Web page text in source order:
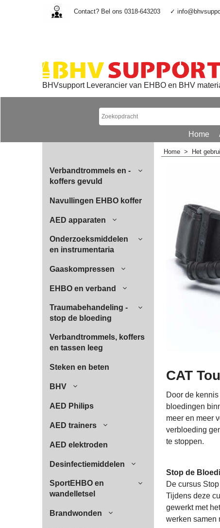
Contact? Bel ons 0318-643203 ✓
BHVsupport Leverancier van EHBO en BHV
Home
Verbandtrommels en -
koffers gevuld
Navullingen EHBO koffer
AED apparaten
Onderzoeksmiddelen
en instrumentaria
Gaaskompressen
EHBO en verband
Traumabehandeling -
stop de bloeding
Verbandtrommels, koffers
en tassen leeg
Steken en beten
BHV
AED Philips
AED trainers
AED elektroden
Desinfectiemiddelen
SportEHBO en
wandelletsel
Brandwonden
Home > Het
CAT
Door de
bloedingen
meer en meer
verbloeding
te stoppen.
Stop de
De cursus
Tijdens deze
gewerkt met
werken samen